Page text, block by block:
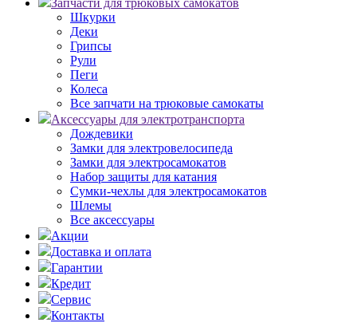
Запчасти для трюковых самокатов
Шкурки
Деки
Грипсы
Рули
Пеги
Колеса
Все запчати на трюковые самокаты
Аксессуары для электротранспорта
Дождевики
Замки для электровелосипеда
Замки для электросамокатов
Набор защиты для катания
Сумки-чехлы для электросамокатов
Шлемы
Все аксессуары
Акции
Доставка и оплата
Гарантии
Кредит
Сервис
Контакты